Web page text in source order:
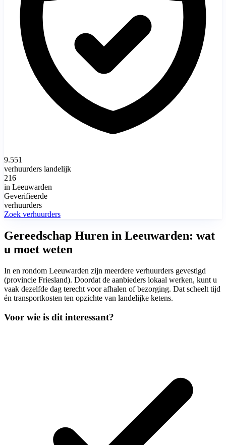
9.551
verhuurders landelijk
216
in Leeuwarden
Geverifieerde
verhuurders
Zoek verhuurders
Gereedschap Huren in Leeuwarden: wat
u moet weten
In en rondom Leeuwarden zijn meerdere verhuurders gevestigd
(provincie Friesland). Doordat de aanbieders lokaal werken, kunt u
vaak dezelfde dag terecht voor afhalen of bezorging. Dat scheelt tijd
én transportkosten ten opzichte van landelijke ketens.
Voor wie is dit interessant?